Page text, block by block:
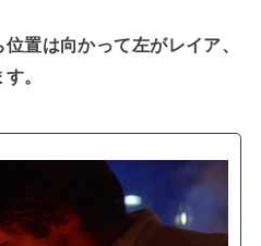
置は向かって左がレイア、
。